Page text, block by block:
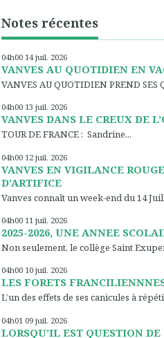
Notes récentes
04h00 14 juil. 2026
VANVES AU QUOTIDIEN EN
VANVES AU QUOTIDIEN PREND SES
04h00 13 juil. 2026
VANVES DANS LE CREUX DE
TOUR DE FRANCE : Sandrine...
04h00 12 juil. 2026
VANVES EN VIGILANCE
D’ARTIFICE
Vanves connaît un week-end du 14
04h00 11 juil. 2026
2025-2026, UNE ANNEE
Non seulement, le collège Saint
04h00 10 juil. 2026
LES FORETS
L’un des effets de ses canicules à
04h01 09 juil. 2026
LORSQU’IL EST QUESTION DE